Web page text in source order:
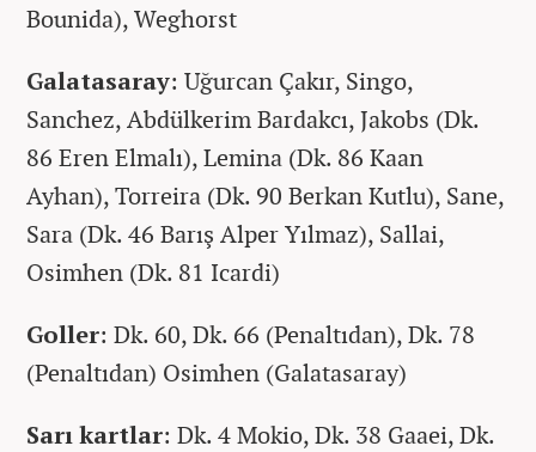
Bounida), Weghorst
Galatasaray: Uğurcan Çakır, Singo,
Sanchez, Abdülkerim Bardakcı, Jakobs (Dk.
86 Eren Elmalı), Lemina (Dk. 86 Kaan
Ayhan), Torreira (Dk. 90 Berkan Kutlu), Sane,
Sara (Dk. 46 Barış Alper Yılmaz), Sallai,
Osimhen (Dk. 81 Icardi)
Goller: Dk. 60, Dk. 66 (Penaltıdan), Dk. 78
(Penaltıdan) Osimhen (Galatasaray)
Sarı kartlar: Dk. 4 Mokio, Dk. 38 Gaaei, Dk.